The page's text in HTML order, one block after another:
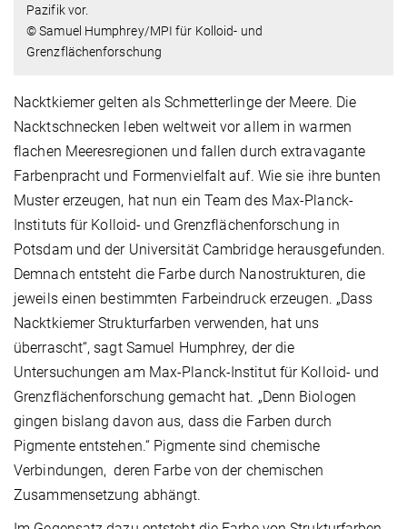
Pazifik vor.
© Samuel Humphrey/MPI für Kolloid- und
Grenzflächenforschung
Nacktkiemer gelten als Schmetterlinge der Meere. Die
Nacktschnecken leben weltweit vor allem in warmen
flachen Meeresregionen und fallen durch extravagante
Farbenpracht und Formenvielfalt auf. Wie sie ihre bunten
Muster erzeugen, hat nun ein Team des Max-Planck-
Instituts für Kolloid- und Grenzflächenforschung in
Potsdam und der Universität Cambridge herausgefunden.
Demnach entsteht die Farbe durch Nanostrukturen, die
jeweils einen bestimmten Farbeindruck erzeugen. „Dass
Nacktkiemer Strukturfarben verwenden, hat uns
überrascht“, sagt Samuel Humphrey, der die
Untersuchungen am Max-Planck-Institut für Kolloid- und
Grenzflächenforschung gemacht hat. „Denn Biologen
gingen bislang davon aus, dass die Farben durch
Pigmente entstehen.“ Pigmente sind chemische
Verbindungen, deren Farbe von der chemischen
Zusammensetzung abhängt.